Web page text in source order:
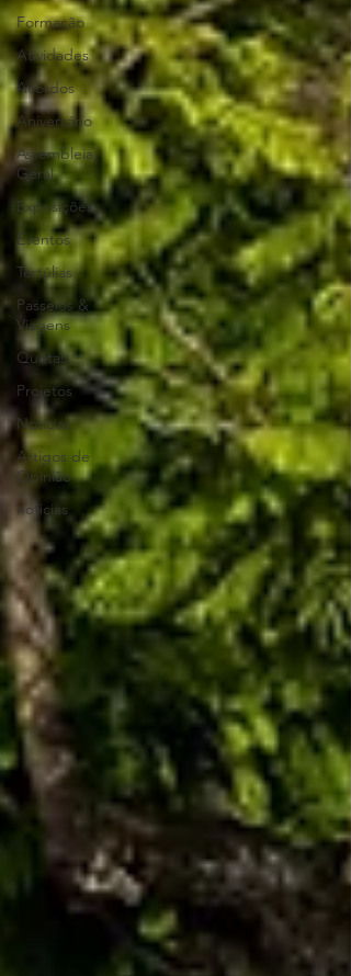
Formação
Atividades
Acordos
Aniversário
Assembleia
Geral
Exposições
Eventos
Tertúlias
Passeios &
Viagens
Quotas
Projetos
Notícias
Artigos de
Opinião
noticias